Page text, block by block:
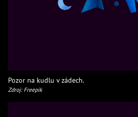
Pozor na kudlu v zádech.
Zdroj: Freepik